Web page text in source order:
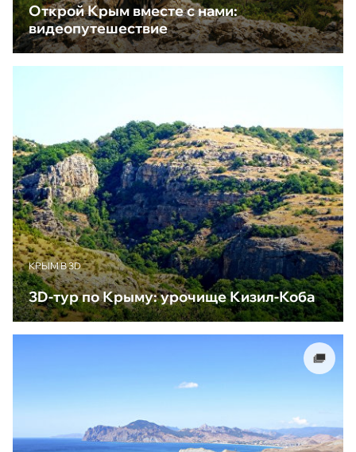
Открой Крым вместе с нами:
видеопутешествие
КРЫМ В 3D
3D-тур по Крыму: урочище Кизил-Коба